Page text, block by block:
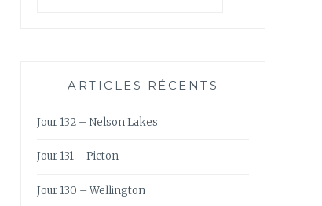
ARTICLES RÉCENTS
Jour 132 – Nelson Lakes
Jour 131 – Picton
Jour 130 – Wellington